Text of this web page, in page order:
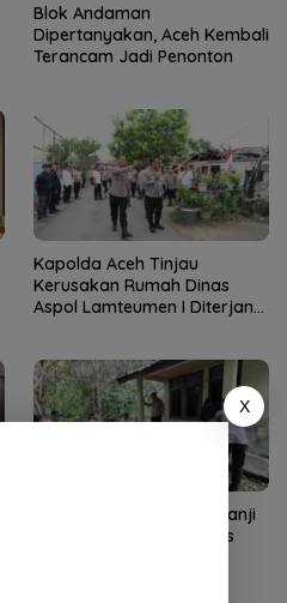
Blok Andaman
Dipertanyakan, Aceh Kembali
Terancam Jadi Penonton
Kapolda Aceh Tinjau
Kerusakan Rumah Dinas
Aspol Lamteumen I Diterjang
Kapolres Aceh Selatan Janji
Rehab Rumah Janda Eks
X